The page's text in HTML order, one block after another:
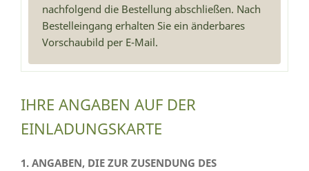
nachfolgend die Bestellung abschließen. Nach
Bestelleingang erhalten Sie ein änderbares
Vorschaubild per E-Mail.
IHRE ANGABEN AUF DER
EINLADUNGSKARTE
1. ANGABEN, DIE ZUR ZUSENDUNG DES